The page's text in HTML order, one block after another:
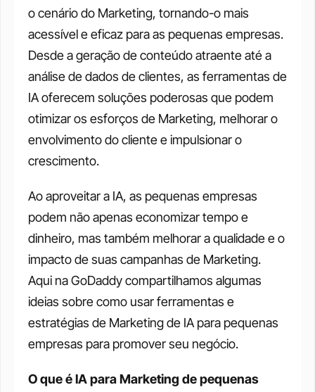
o cenário do Marketing, tornando-o mais
acessível e eficaz para as pequenas empresas.
Desde a geração de conteúdo atraente até a
análise de dados de clientes, as ferramentas de
IA oferecem soluções poderosas que podem
otimizar os esforços de Marketing, melhorar o
envolvimento do cliente e impulsionar o
crescimento.
Ao aproveitar a IA, as pequenas empresas
podem não apenas economizar tempo e
dinheiro, mas também melhorar a qualidade e o
impacto de suas campanhas de Marketing.
Aqui na GoDaddy compartilhamos algumas
ideias sobre como usar ferramentas e
estratégias de Marketing de IA para pequenas
empresas para promover seu negócio.
O que é IA para Marketing de pequenas